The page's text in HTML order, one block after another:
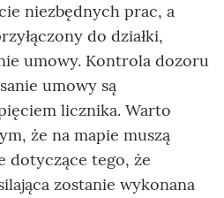
niezbędnych prac, a
do działki,
umowy. Kontrola dozoru
umowy są
licznika. Warto
że na mapie muszą
dotyczące tego, że
zostanie wykonana